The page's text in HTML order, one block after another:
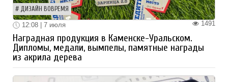
ДИЗАЙН ВОВРЕМЯ
1491
12:08 | 7 июля
Наградная продукция в Каменске-Уральском.
Дипломы, медали, вымпелы, памятные награды
из акрила дерева